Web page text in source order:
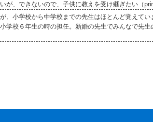
、できないので、子供に教えを受け継ぎたい（
、小学校から中学校までの先生はほとんど覚えて
学校６年生の時の担任。新婚の先生でみんなで先